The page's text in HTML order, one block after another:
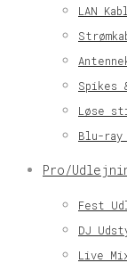
LAN
Spikes
Løse
Blu-ray
Pro/
Fest
DJ
Live